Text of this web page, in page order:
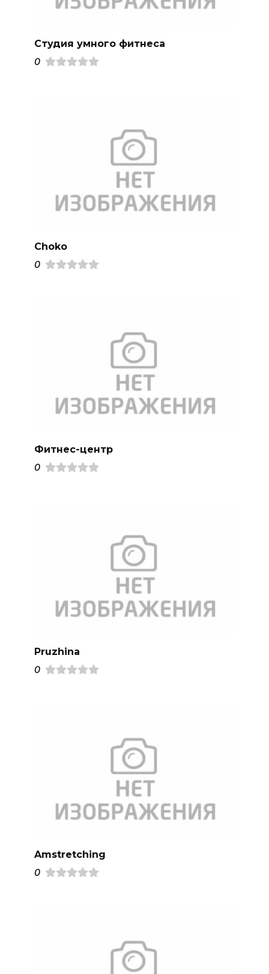
Студия умного фитнеса
0
Choko
0
Фитнес-центр
0
Pruzhina
0
Amstretching
0